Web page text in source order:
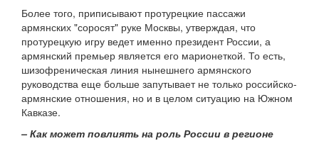
Более того, приписывают протурецкие пассажи
армянских "соросят" руке Москвы, утверждая, что
протурецкую игру ведет именно президент России, а
армянский премьер является его марионеткой. То есть,
шизофреническая линия нынешнего армянского
руководства еще больше запутывает не только российско-
армянские отношения, но и в целом ситуацию на Южном
Кавказе.
– Как может повлиять на роль России в регионе